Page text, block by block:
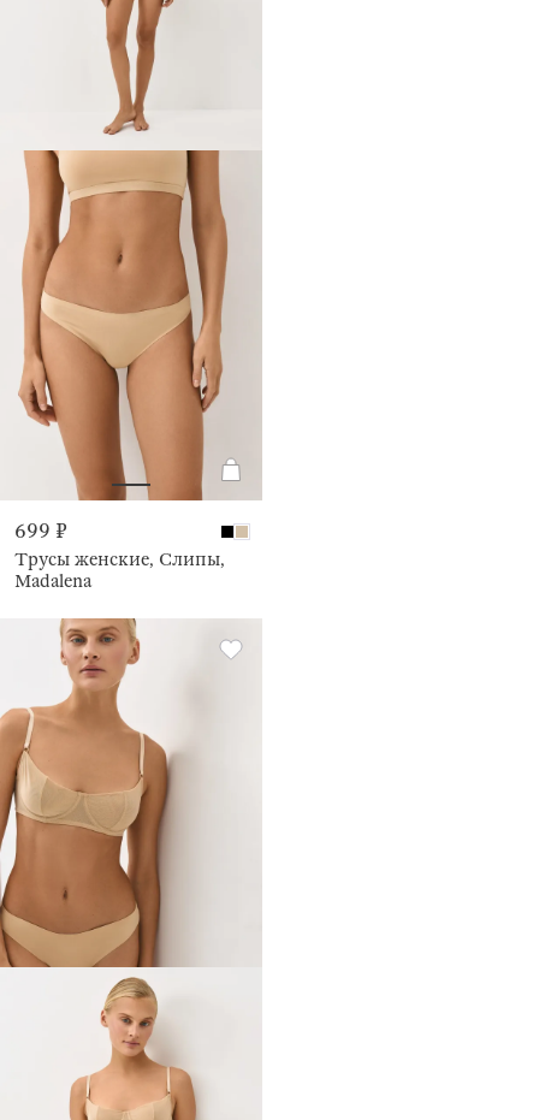
699 ₽
Трусы женские, Слипы,
Madalena